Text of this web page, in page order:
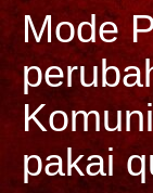
Mode
pakai